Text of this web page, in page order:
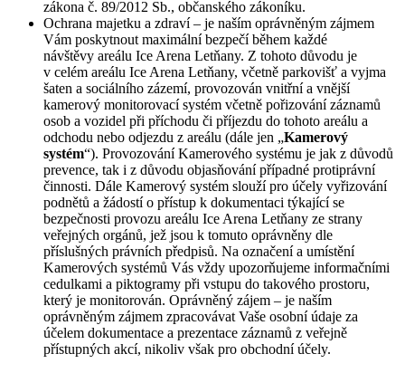
zákona č. 89/2012 Sb., občanského zákoníku.
Ochrana majetku a zdraví – je naším oprávněným zájmem
Vám poskytnout maximální bezpečí během každé
návštěvy areálu Ice Arena Letňany. Z tohoto důvodu je
v celém areálu Ice Arena Letňany, včetně parkovišť a vyjma
šaten a sociálního zázemí, provozován vnitřní a vnější
kamerový monitorovací systém včetně pořizování záznamů
osob a vozidel při příchodu či příjezdu do tohoto areálu a
odchodu nebo odjezdu z areálu (dále jen „Kamerový
systém“). Provozování Kamerového systému je jak z důvodů
prevence, tak i z důvodu objasňování případné protiprávní
činnosti. Dále Kamerový systém slouží pro účely vyřizování
podnětů a žádostí o přístup k dokumentaci týkající se
bezpečnosti provozu areálu Ice Arena Letňany ze strany
veřejných orgánů, jež jsou k tomuto oprávněny dle
příslušných právních předpisů. Na označení a umístění
Kamerových systémů Vás vždy upozorňujeme informačními
cedulkami a piktogramy při vstupu do takového prostoru,
který je monitorován. Oprávněný zájem – je naším
oprávněným zájmem zpracovávat Vaše osobní údaje za
účelem dokumentace a prezentace záznamů z veřejně
přístupných akcí, nikoliv však pro obchodní účely.